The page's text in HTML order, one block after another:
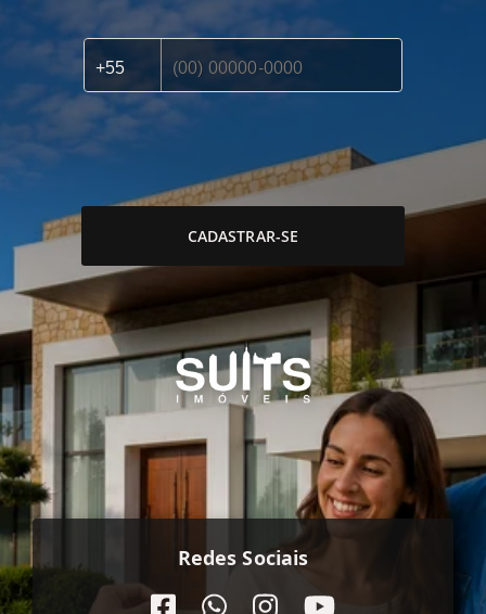
CADASTRAR-SE
Redes Sociais